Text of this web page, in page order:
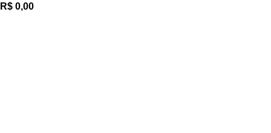
R$ 0,00